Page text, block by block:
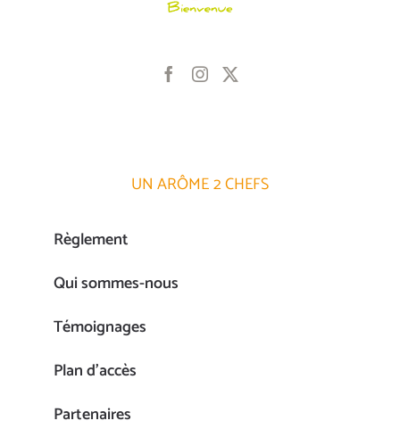
UN ARÔME 2 CHEFS
Règlement
Qui sommes-nous
Témoignages
Plan d’accès
Partenaires